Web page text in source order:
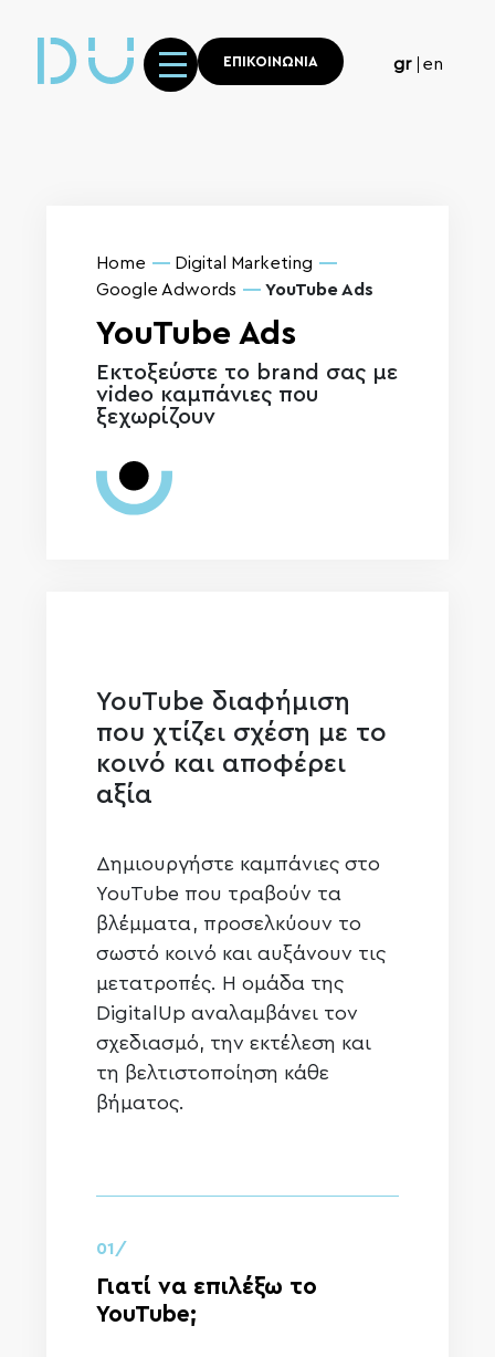
gr en
ΕΠΙΚΟΙΝΩΝΙΑ
Home
Digital Marketing
Google Adwords
YouTube Ads
YouTube Ads
Εκτοξεύστε το brand σας με
video καμπάνιες που
ξεχωρίζουν
YouTube διαφήμιση
που χτίζει σχέση με το
κοινό και αποφέρει
αξία
Δημιουργήστε καμπάνιες στο
YouTube που τραβούν τα
βλέμματα, προσελκύουν το
σωστό κοινό και αυξάνουν τις
μετατροπές. Η ομάδα της
DigitalUp αναλαμβάνει τον
σχεδιασμό, την εκτέλεση και
τη βελτιστοποίηση κάθε
βήματος.
01/
Γιατί να επιλέξω το
YouTube;